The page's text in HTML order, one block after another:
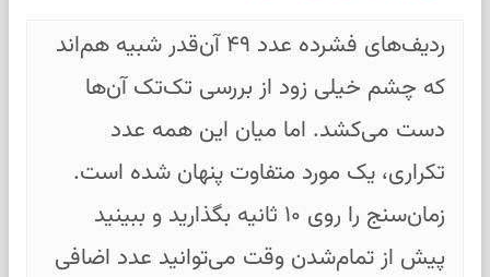
ردیف‌های فشرده عدد ۴۹ آن‌قدر شبیه هم‌اند
که چشم خیلی زود از بررسی تک‌تک آن‌ها
دست می‌کشد. اما میان این همه عدد
تکراری، یک مورد متفاوت پنهان شده است.
زمان‌سنج را روی ۱۰ ثانیه بگذارید و ببینید
پیش از تمام‌شدن وقت می‌توانید عدد اضافی